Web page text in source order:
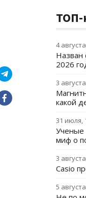
ТОП-
4
2026
3
какой
31 июля,
Ученые
миф о
3
Casio
5